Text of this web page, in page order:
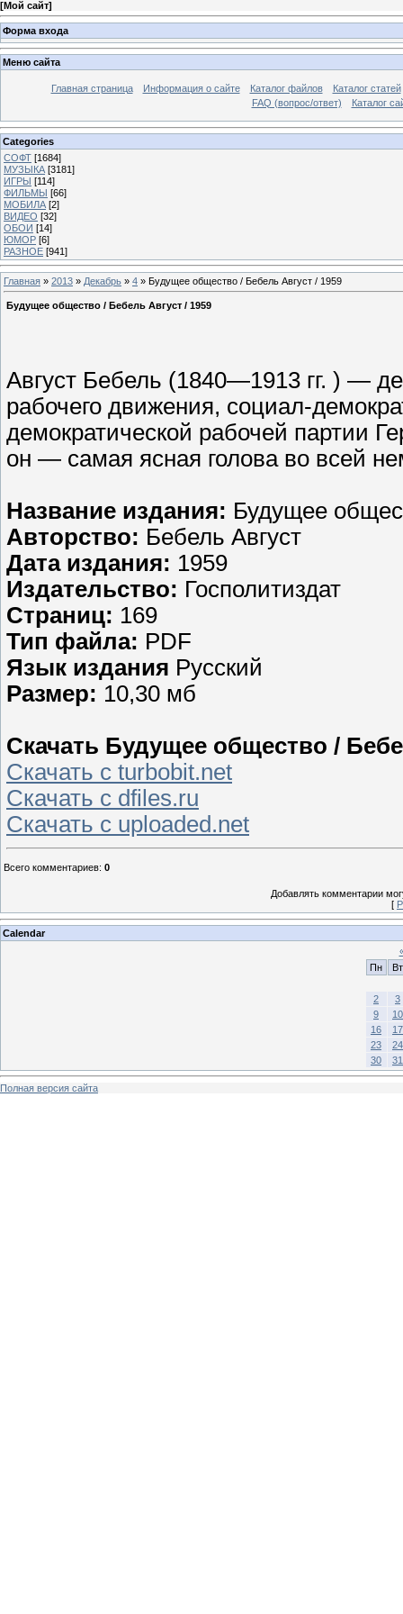
[Мой сайт]
Форма входа
Меню сайта
Главная страница Информация о сайте Каталог файлов
Каталог статей
FAQ (вопрос/ответ)
Каталог
Categories
СОФТ [1684]
МУЗЫКА [3181]
ИГРЫ [114]
ФИЛЬМЫ [66]
МОБИЛА [2]
ВИДЕО [32]
ОБОИ [14]
ЮМОР [6]
РАЗНОЕ [941]
Главная » 2013 » Декабрь » 4 » Будущее общество / Бебель Август / 1959
Будущее общество / Бебель Август / 1959
Август Бебель (1840—1913 гг. ) —
рабочего движения, социал-
демократической рабочей партии
он — самая ясная голова во всей
Название издания: Будущее
Авторство: Бебель Август
Дата издания: 1959
Издательство: Госполитиздат
Страниц: 169
Тип файла: PDF
Язык издания Русский
Размер: 10,30 мб
Скачать Будущее общество /
Скачать с turbobit.net
Скачать с dfiles.ru
Скачать с uploaded.net
Всего комментариев: 0
Добавлять комментарии
[
Calendar
Пн
Вт
2
3
9
10
16
17
23
24
30
31
Полная версия сайта